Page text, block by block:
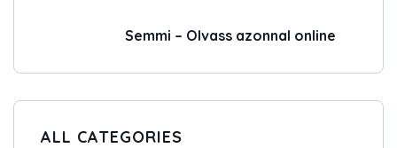
Semmi – Olvass azonnal online
ALL CATEGORIES